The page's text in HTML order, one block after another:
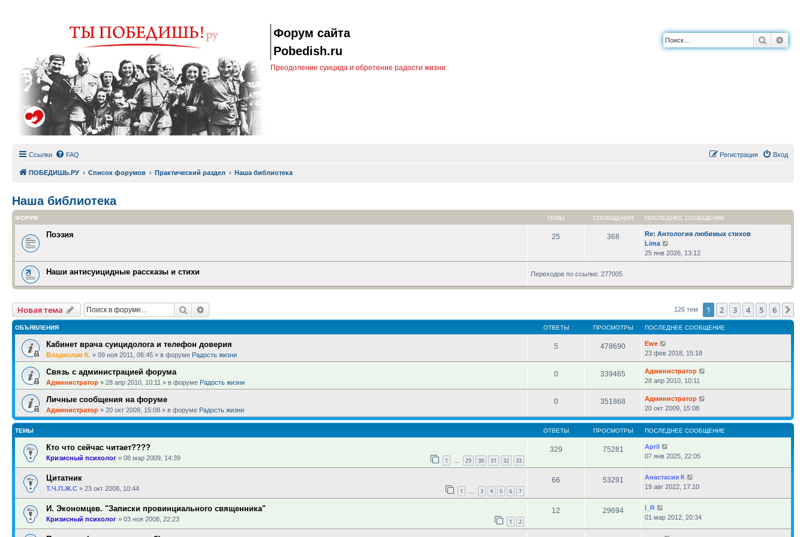
Форум сайта
Pobedish.ru
Преодоление суицида и обретение радости жизни
Поиск
Ссылки FAQ Вход
Регистрация
ПОБЕДИШЬ.РУ Список форумов Практический раздел Наша библиотека
Наша библиотека
ФОРУМ ТЕМЫ СООБЩЕНИЯ ПОСЛЕДНЕЕ СООБЩЕНИЕ
Поэзия 25 368
Re: Антология любимых стихов
Lima
к
последнему
25 янв 2026, 13:12
Наши антисуицидные рассказы и стихи Переходов по ссылке: 277005
Новая тема Поиск 126 тем 1 2 3 4 5 6
ОБЪЯВЛЕНИЯ ОТВЕТЫ ПРОСМОТРЫ ПОСЛЕДНЕЕ СООБЩЕНИЕ
Кабинет врача суицидолога и телефон доверия
Владислав К. » 09 ноя 2011, 06:45 » в форуме Радость жизни
5 478690
Ewe
23 фев 2018, 15:18
Связь с администрацией форума
Администратор » 28 апр 2010, 10:11 » в форуме Радость жизни
0 339465
Администратор
28 апр 2010, 10:11
Личные сообщения на форуме
Администратор » 20 окт 2009, 15:08 » в форуме Радость жизни
0 351868
Администратор
20 окт 2009, 15:08
ТЕМЫ ОТВЕТЫ ПРОСМОТРЫ ПОСЛЕДНЕЕ СООБЩЕНИЕ
Кто что сейчас читает????
Кризисный психолог » 08 мар 2009, 14:39 1 … 29 30 31 32 33
329 75281
April
07 янв 2025, 22:05
Цитатник
Т.Ч.П.Ж.С » 23 окт 2008, 10:44 1 … 3 4 5 6 7
66 53291
Анастасия К
19 авг 2022, 17:10
И. Экономцев. "Записки провинциального священника"
Кризисный психолог » 03 ноя 2008, 22:23 1 2
12 29694
l_R
01 мар 2012, 20:34